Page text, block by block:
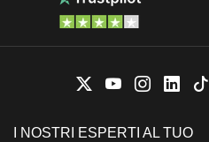
I NOSTRI ESPERTI AL TUO